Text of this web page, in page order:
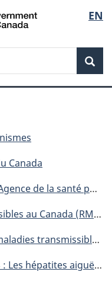
de
la
EN
Canada
santé publique du Canada
au Canada (RMTC)
au Canada (RMTC)
chez les enfants au Canada